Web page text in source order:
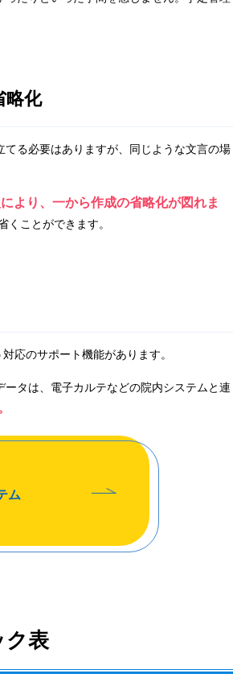
略化
る必要はありますが、同じような文言の場
より、一から作成の省略化が図れま
くことができます。
応のサポート機能があります。
タは、電子カルテなどの院内システムと連
ム
ク表